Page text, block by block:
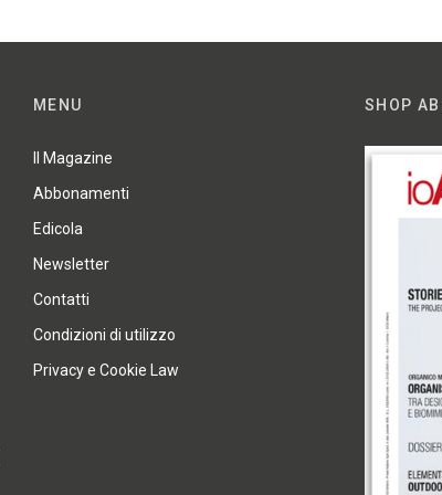
MENU
Il Magazine
Abbonamenti
Edicola
Newsletter
Contatti
Condizioni di utilizzo
Privacy e Cookie Law
SHOP